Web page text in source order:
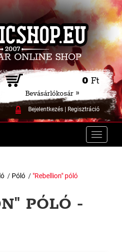
0 Ft
Bevásárlókosár »
Bejelentkezés| Regisztráció
Toggle
/ Póló / "Rebellion" póló
PÓLÓ -